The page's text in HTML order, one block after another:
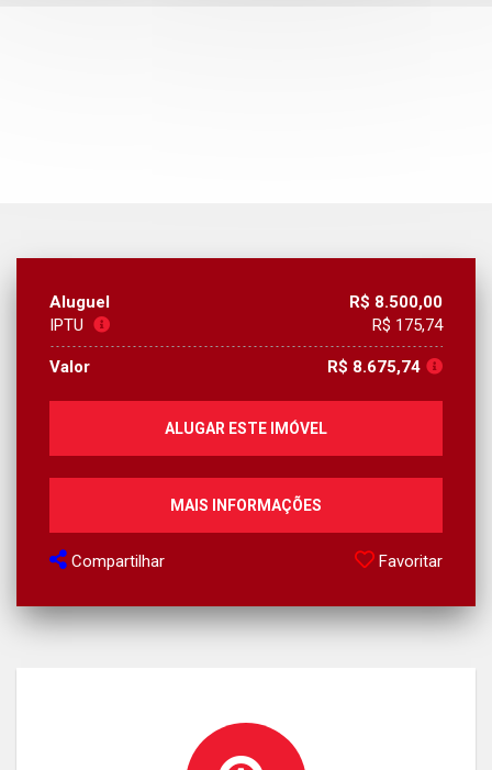
Aluguel
R$ 8.500,00
IPTU
R$ 175,74
Valor R$ 8.675,74
ALUGAR ESTE IMÓVEL
MAIS INFORMAÇÕES
Compartilhar Favoritar